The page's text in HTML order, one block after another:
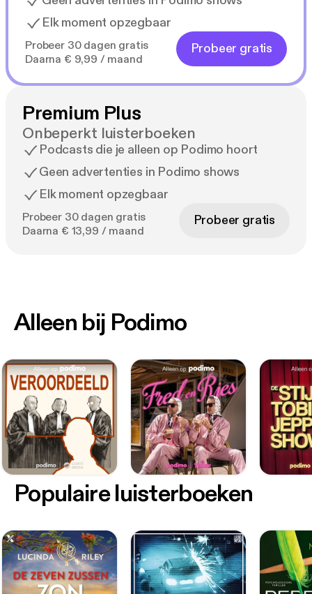
Elk moment opzegbaar
Probeer 30 dagen gratis
Daarna € 9,99 / maand
Probeer gratis
Premium Plus
Onbeperkt luisterboeken
Podcasts die je alleen op Podimo hoort
Geen advertenties in Podimo shows
Elk moment opzegbaar
Probeer 30 dagen gratis
Daarna € 13,99 / maand
Probeer gratis
Alleen bij Podimo
Populaire luisterboeken